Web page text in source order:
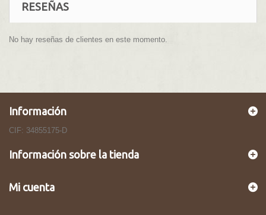
RESEÑAS
No hay reseñas de clientes en este momento.
Información
CIF: 34855175-D
Información sobre la tienda
Mi cuenta